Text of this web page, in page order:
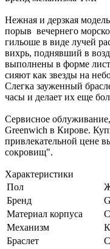
Нежная и дерзкая
порыв вечернего
гильоше в виде лучей
вихрь, поднявший в
выполнены в форме
сияют как звезды на
Слегка зауженный
часы и делает их еще
Сервисное
Greenwich в Кирове.
привлекательной цене
сокровищ".
Характеристики
Пол
Бренд
Материал корпуса
Механизм
Браслет